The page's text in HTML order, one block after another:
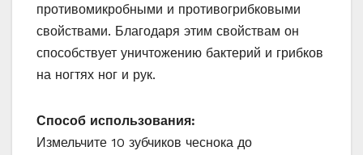
противомикробными и противогрибковыми
свойствами. Благодаря этим свойствам он
способствует уничтожению бактерий и грибков
на ногтях ног и рук.
Способ использования:
Измельчите 10 зубчиков чеснока до